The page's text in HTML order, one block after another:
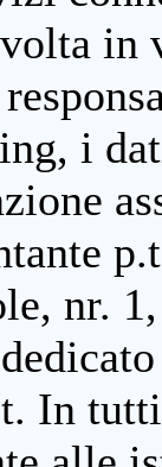
in
i
nr.
In